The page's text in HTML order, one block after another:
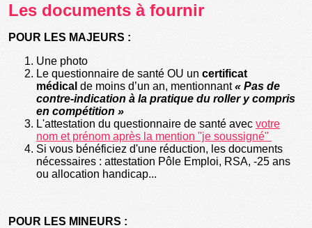
Les documents à fournir
POUR LES MAJEURS :
Une photo
Le questionnaire de santé OU un certificat
médical de moins d’un an, mentionnant« Pas de
contre-indication à la pratique du roller y compris
en compétition »
L'attestation du questionnaire de santé avec votre
nom et prénom après la mention "je soussigné"
Si vous bénéficiez d'une réduction, les documents
nécessaires : attestation Pôle Emploi, RSA, -25 ans
ou allocation handicap...
POUR LES MINEURS :